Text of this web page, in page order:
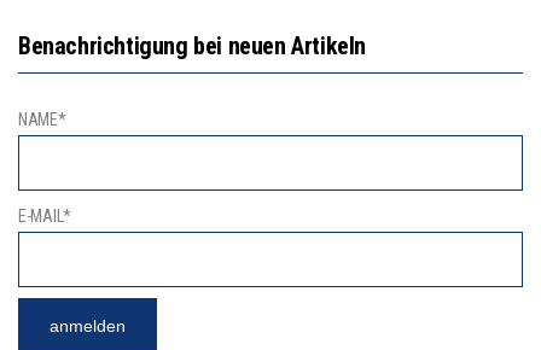
Benachrichtigung bei neuen Artikeln
NAME*
E-MAIL*